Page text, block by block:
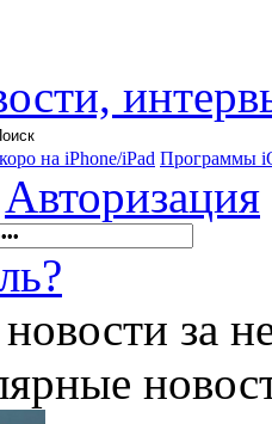
на iPhone/iPad Программы
Авторизация
новости за